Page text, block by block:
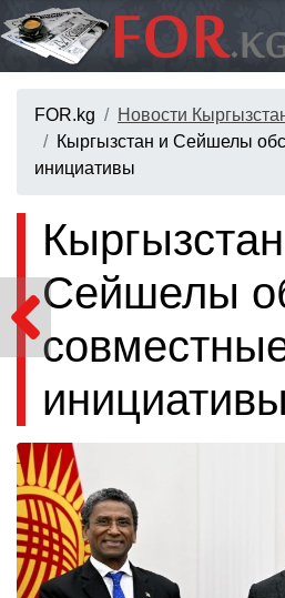
FOR.kg
Новости
Кыргызстан и Сейшелы
инициативы
Сейшелы
инициативы